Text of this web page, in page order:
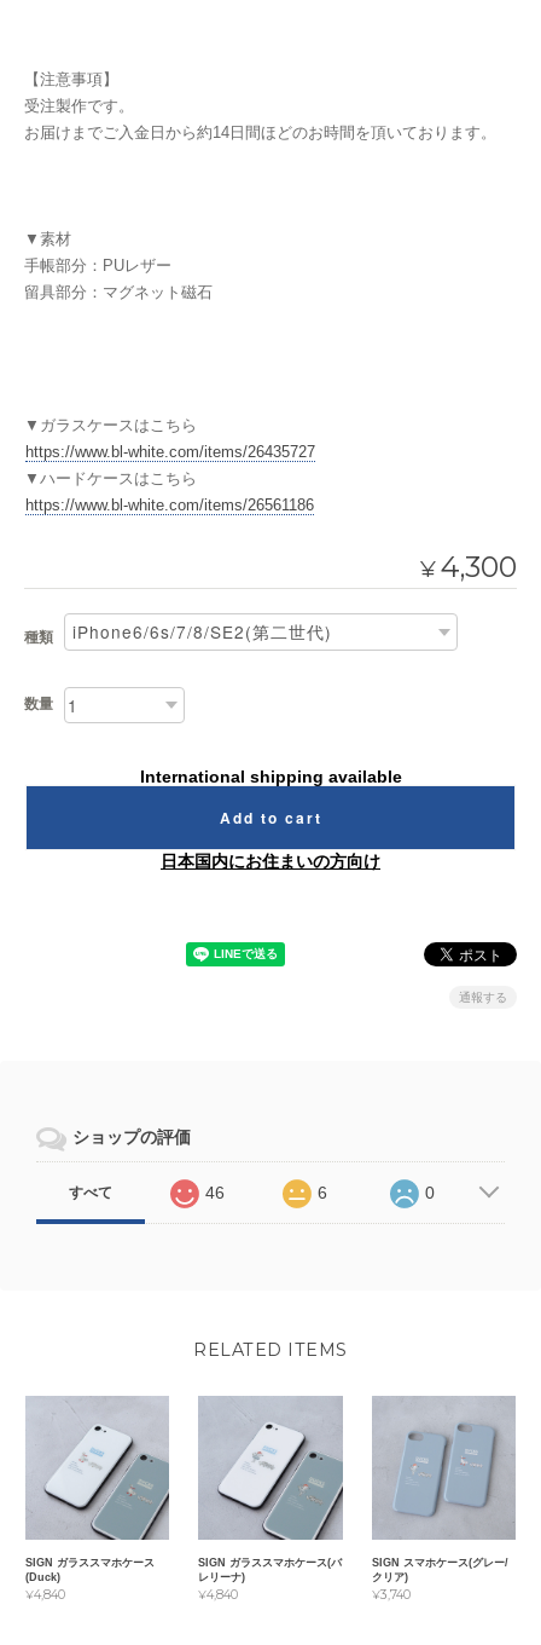
【注意事項】
受注製作です。
お届けまでご入金日から約14日間ほどのお時間を頂いております。
▼素材
手帳部分：PUレザー
留具部分：マグネット磁石
▼ガラスケースはこちら
https://www.bl-white.com/items/26435727
▼ハードケースはこちら
https://www.bl-white.com/items/26561186
¥4,300
種類
数量
International shipping available
Add to cart
日本国内にお住まいの方向け
通報する
ショップの評価
すべて 46 6 0
RELATED ITEMS
SIGN ガラススマホケース
(Duck)
¥4,840
SIGN ガラススマホケース(バ
レリーナ)
¥4,840
SIGN スマホケース(グレー/
クリア)
¥3,740